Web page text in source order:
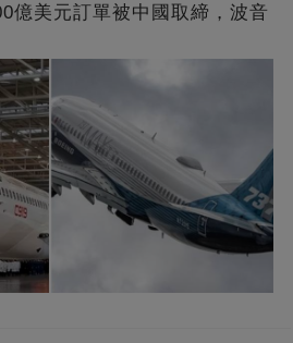
億美元訂單被中國取締，波音